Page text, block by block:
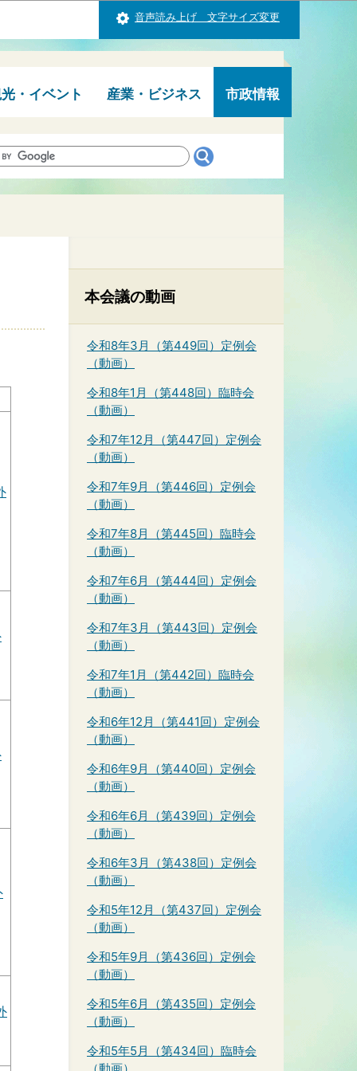
音声読み上げ 文字サイズ変更
・イベント 産業・ビジネス 市政情報
本会議の動画
令和8年3月（第449回）定例会
（動画）
令和8年1月（第448回）臨時会
（動画）
令和7年12月（第447回）定例会
（動画）
令和7年9月（第446回）定例会
（動画）
令和7年8月（第445回）臨時会
（動画）
令和7年6月（第444回）定例会
（動画）
令和7年3月（第443回）定例会
（動画）
令和7年1月（第442回）臨時会
（動画）
令和6年12月（第441回）定例会
（動画）
令和6年9月（第440回）定例会
（動画）
令和6年6月（第439回）定例会
（動画）
令和6年3月（第438回）定例会
（動画）
令和5年12月（第437回）定例会
（動画）
令和5年9月（第436回）定例会
（動画）
令和5年6月（第435回）定例会
（動画）
令和5年5月（第434回）臨時会